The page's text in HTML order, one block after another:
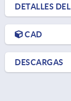
DETALLES
CAD
DESCARGAS